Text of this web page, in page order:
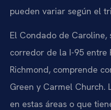
pueden variar según el
El Condado de
corredor de la I-95 entre
Richmond, comprende
Green y Carmel Church.
en estas áreas o que